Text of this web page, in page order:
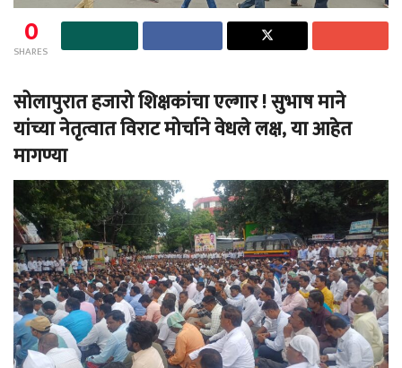
0
SHARES
सोलापुरात हजारो शिक्षकांचा एल्गार ! सुभाष माने
यांच्या नेतृत्वात विराट मोर्चाने वेधले लक्ष, या आहेत
मागण्या